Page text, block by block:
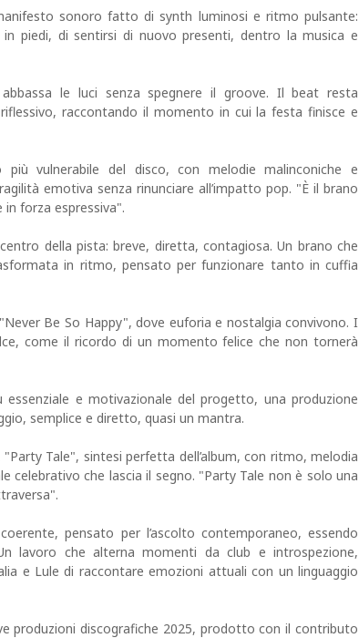
sonoro fatto di synth luminosi e ritmo pulsante:
piedi, di sentirsi di nuovo presenti, dentro la musica e
le luci senza spegnere il groove. Il beat resta
raccontando il momento in cui la festa finisce e
vulnerabile del disco, con melodie malinconiche e
emotiva senza rinunciare all’impatto pop. "È il brano
forza espressiva".
della pista: breve, diretta, contagiosa. Un brano che
in ritmo, pensato per funzionare tanto in cuffia
Be So Happy", dove euforia e nostalgia convivono. I
come il ricordo di un momento felice che non tornerà
e motivazionale del progetto, una produzione
semplice e diretto, quasi un mantra.
Tale", sintesi perfetta dell’album, con ritmo, melodia
celebrativo che lascia il segno. "Party Tale non è solo una
pensato per l’ascolto contemporaneo, essendo
lavoro che alterna momenti da club e introspezione,
e Lule di raccontare emozioni attuali con un linguaggio
produzioni discografiche 2025, prodotto con il contributo